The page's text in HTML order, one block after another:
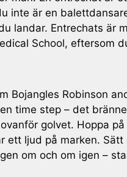
inte är en
landar. Entrechats är
School, eftersom
Robinson
time step – det
golvet. Hoppa
ett ljud på marken.
om och om igen –